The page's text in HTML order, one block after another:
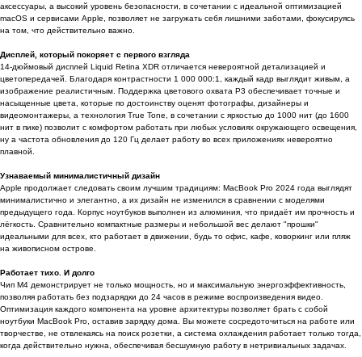
аксессуары, а высокий уровень безопасности, в сочетании с идеальной оптимизацией
macOS и сервисами Apple, позволяет не загружать себя лишними заботами, фокусируясь
на том, что действительно важно.
Дисплей, который покоряет с первого взгляда
14-дюймовый дисплей Liquid Retina XDR отличается невероятной детализацией и
цветопередачей. Благодаря контрастности 1 000 000:1, каждый кадр выглядит живым, а
изображение реалистичным. Поддержка цветового охвата P3 обеспечивает точные и
насыщенные цвета, которые по достоинству оценят фотографы, дизайнеры и
видеомонтажеры, а технология True Tone, в сочетании с яркостью до 1000 нит (до 1600
нит в пике) позволит с комфортом работать при любых условиях окружающего освещения,
ну а частота обновления до 120 Гц делает работу во всех приложениях невероятно
плавной.
Узнаваемый минималистичный дизайн
Apple продолжает следовать своим лучшим традициям: MacBook Pro 2024 года выглядят
минималистично и элегантно, а их дизайн не изменился в сравнении с моделями
предыдущего года. Корпус ноутбуков выполнен из алюминия, что придаёт им прочность и
лёгкость. Сравнительно компактные размеры и небольшой вес делают "прошки"
идеальными для всех, кто работает в движении, будь то офис, кафе, коворкинг или пляж
на живописном острове.
Работает тихо. И долго
Чип M4 демонстрирует не только мощность, но и максимальную энергоэффективность,
позволяя работать без подзарядки до 24 часов в режиме воспроизведения видео.
Оптимизация каждого компонента на уровне архитектуры позволяет брать с собой
ноутбуки MacBook Pro, оставив зарядку дома. Вы можете сосредоточиться на работе или
творчестве, не отвлекаясь на поиск розетки, а система охлаждения работает только тогда,
когда действительно нужна, обеспечивая бесшумную работу в нетривиальных задачах.